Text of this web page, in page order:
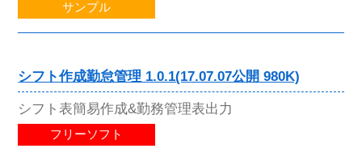
サンプル
シフト作成勤怠管理 1.0.1(17.07.07公開 980K)
シフト表簡易作成&勤務管理表出力
フリーソフト